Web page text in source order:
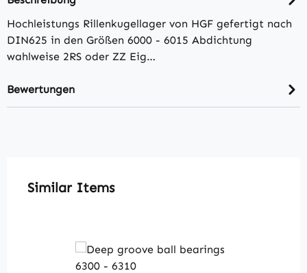
Hochleistungs Rillenkugellager von HGF gefertigt nach
DIN625 in den Größen 6000 - 6015 Abdichtung
wahlweise 2RS oder ZZ Eig…
Bewertungen
Produktgalerie überspringen
Similar Items